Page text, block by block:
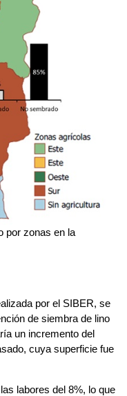
por zonas en la
por el SIBER, se
de siembra de lino
un incremento del
cuya superficie fue
labores del 8%, lo que